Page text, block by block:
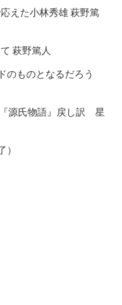
えた小林秀雄 萩野篤
萩野篤人
のものとなるだろう
源氏物語』戻し訳 星